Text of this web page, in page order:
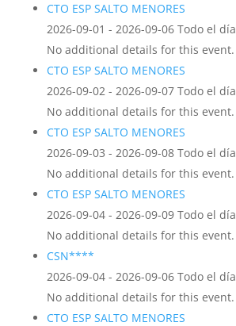
CTO ESP SALTO MENORES
2026-09-01 - 2026-09-06 Todo el día
No additional details for this event.
CTO ESP SALTO MENORES
2026-09-02 - 2026-09-07 Todo el día
No additional details for this event.
CTO ESP SALTO MENORES
2026-09-03 - 2026-09-08 Todo el día
No additional details for this event.
CTO ESP SALTO MENORES
2026-09-04 - 2026-09-09 Todo el día
No additional details for this event.
CSN****
2026-09-04 - 2026-09-06 Todo el día
No additional details for this event.
CTO ESP SALTO MENORES